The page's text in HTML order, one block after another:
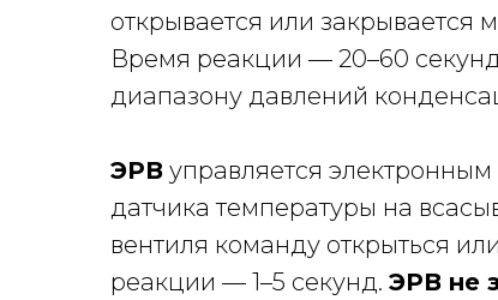
открывается или закрывается
Время реакции — 20–60
диапазону давлений
ЭРВ управляется
датчика температуры на
вентиля команду открыться
реакции — 1–5 секунд. ЭРВ не